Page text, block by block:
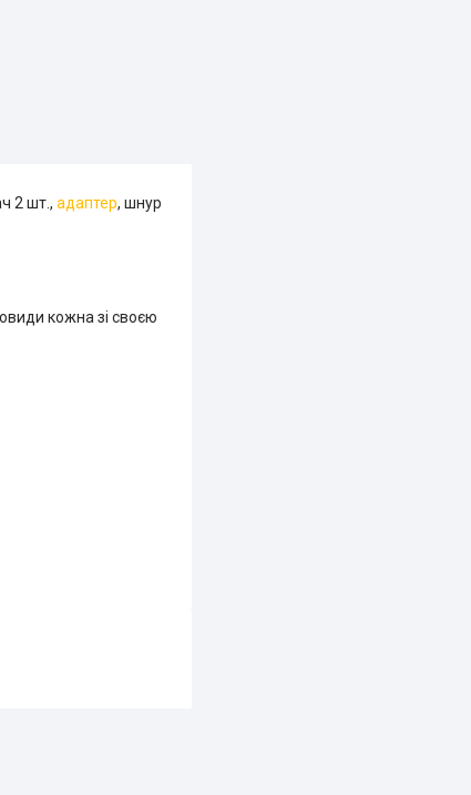
2 шт., адаптер, шнур
кожна зі своєю